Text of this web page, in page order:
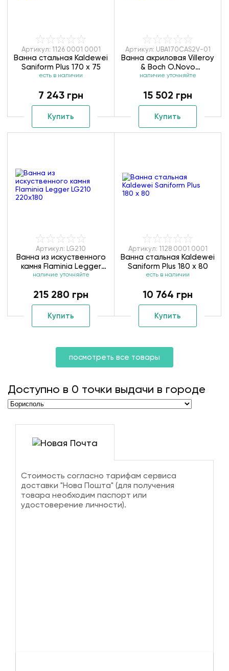
Артикул: 1126 0001 0001
Ванна стальная Kaldewei
Saniform Plus 170 х 75
есть в наличии
7 243 грн
Купить
Артикул: UBA170CAS2V-01
Ванна акриловая Villeroy
& Boch O.Novo
UBA170CAS2V-01
наличие уточняйте
15 502 грн
Купить
Артикул: LG210
Ванна из искуственного
камня Flaminia Legger
LG210 220х180
наличие уточняйте
215 280 грн
Купить
Артикул: 1128 0001 0001
Ванна стальная Kaldewei
Saniform Plus 180 х 80
есть в наличии
10 764 грн
Купить
посмотреть все товары
Доступно в 0 точки выдачи в городе
Стоимость согласно тарифам сервиса
доставки "Нова Пошта" (для получения
товара необходим паспорт или
удостоверение личности).